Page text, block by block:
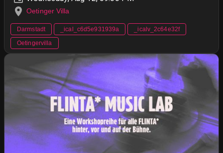
Oetinger Villa
Darmstadt _ical_c6d5e931939a
_icalv_2c64e32f
Oetingervilla